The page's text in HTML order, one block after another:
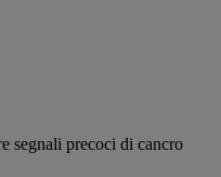
segnali precoci di cancro